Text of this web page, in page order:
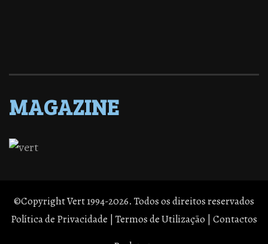
MAGAZINE
©Copyright Vert 1994-2026. Todos os direitos reservados
Política de Privacidade | Termos de Utilização | Contactos